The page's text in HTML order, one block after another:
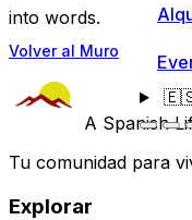
into words.
Volver al Muro
A Spanish
Tu comunidad para
Explorar